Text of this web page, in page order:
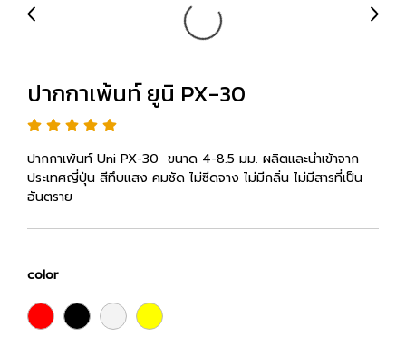
ปากกาเพ้นท์ ยูนิ PX-30
ปากกาเพ้นท์ Uni PX-30 ขนาด 4-8.5 มม. ผลิตและนำเข้าจาก
ประเทศญี่ปุ่น สีทึบแสง คมชัด ไม่ซีดจาง ไม่มีกลิ่น ไม่มีสารที่เป็น
อันตราย
color